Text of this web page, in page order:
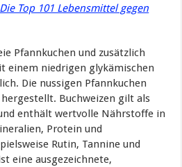
Die Top 101 Lebensmittel gegen
Pfannkuchen und zusätzlich
einem niedrigen glykämischen
Die nussigen Pfannkuchen
Buchweizen gilt als
enthält wertvolle Nährstoffe in
Protein und
Rutin, Tannine und
eine ausgezeichnete,